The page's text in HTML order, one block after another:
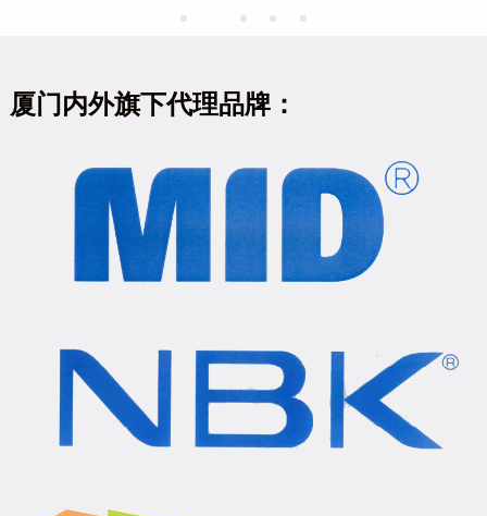
厦门内外旗下代理品牌：